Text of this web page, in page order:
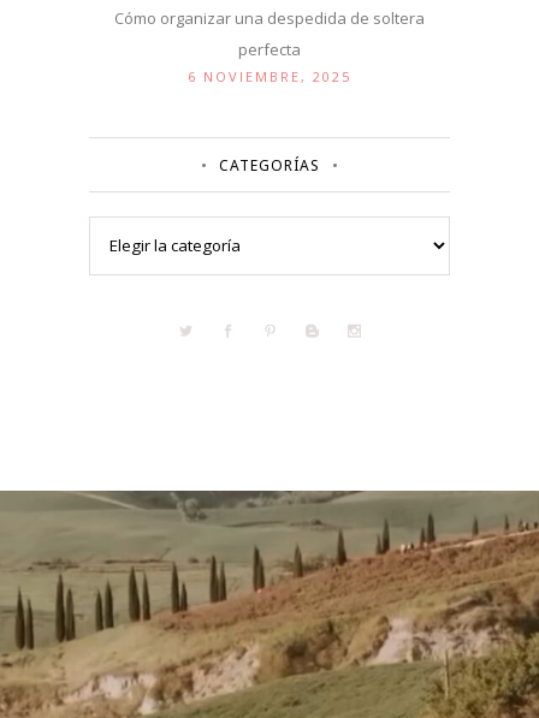
Cómo organizar una despedida de soltera
perfecta
6 NOVIEMBRE, 2025
CATEGORÍAS